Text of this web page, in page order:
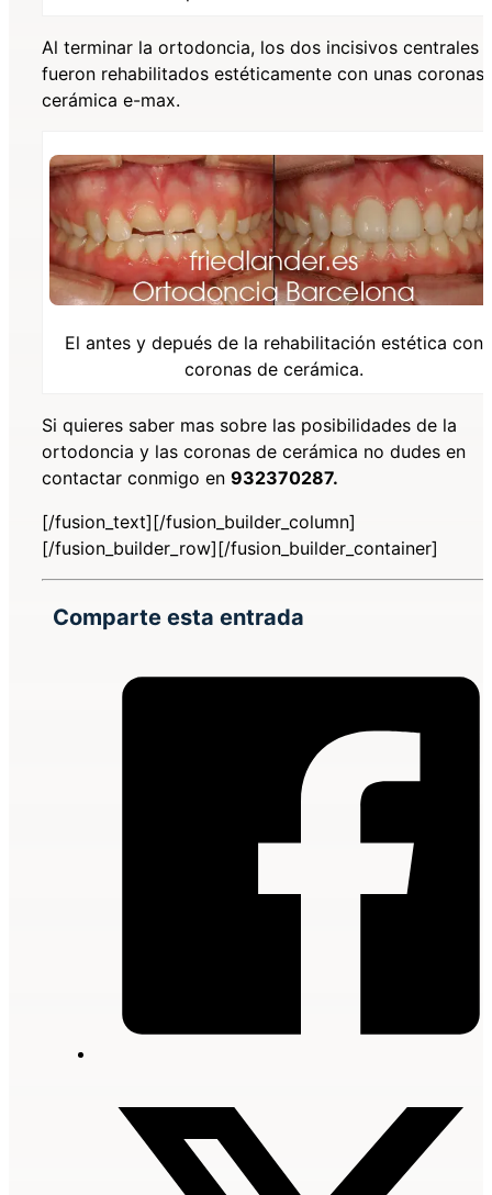
Al terminar la ortodoncia, los dos incisivos centrales
fueron rehabilitados estéticamente con unas coronas
cerámica e-max.
El antes y depués de la rehabilitación estética con
coronas de cerámica.
Si quieres saber mas sobre las posibilidades de la
ortodoncia y las coronas de cerámica no dudes en
contactar conmigo en 932370287.
[/fusion_text][/fusion_builder_column]
[/fusion_builder_row][/fusion_builder_container]
Comparte esta entrada